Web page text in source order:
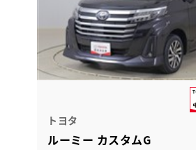
トヨタ
ルーミー カスタムG